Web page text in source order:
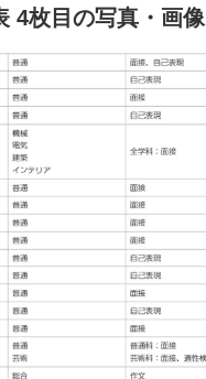
4枚目の写真・画像